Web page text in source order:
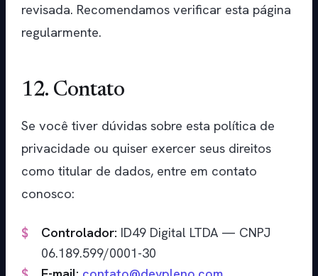
revisada. Recomendamos verificar esta página
regularmente.
12. Contato
Se você tiver dúvidas sobre esta política de
privacidade ou quiser exercer seus direitos
como titular de dados, entre em contato
conosco:
Controlador: ID49 Digital LTDA — CNPJ
06.189.599/0001-30